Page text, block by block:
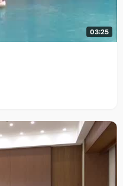
03:25